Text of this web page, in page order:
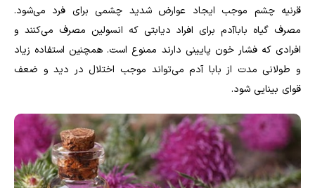
قرنیه چشم موجب ایجاد عوارض شدید چشمی برای فرد می‌شود.
مصرف گیاه باباآدم برای افراد دیابتی که انسولین مصرف می‌کنند و
افرادی که فشار خون پایینی دارند ممنوع است. همچنین استفاده زیاد
و طولانی مدت از بابا آدم می‌تواند موجب اختلال در دید و ضعف
قوای بینایی شود.